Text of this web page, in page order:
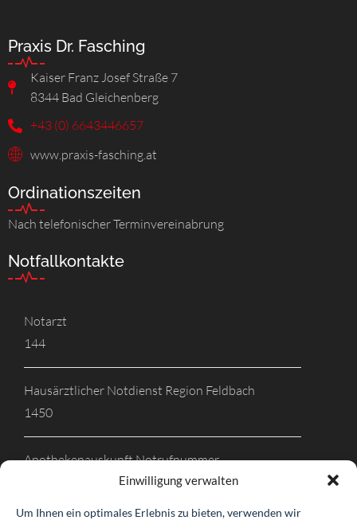
Einwilligung verwalten
Um Ihnen ein optimales Erlebnis zu bieten, verwenden wir
Praxis Dr. Fasching
Kaiser Franz Josef Straße 7
8344 Bad Gleichenberg
+43 (0) 6643446657
www.praxis-fasching.at
Ordinationszeiten
Nach telefonischer Terminvereinabrung
Notfallkontakte
Notarzt
144
Hausärztlicher Notdienst Region Feldbach
1450
Apothekenauskunft Notrufnummer